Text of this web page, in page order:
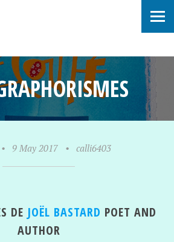
• 9 May 2017 • calli6403
DE JOËL BASTARD POET AND
AUTHOR